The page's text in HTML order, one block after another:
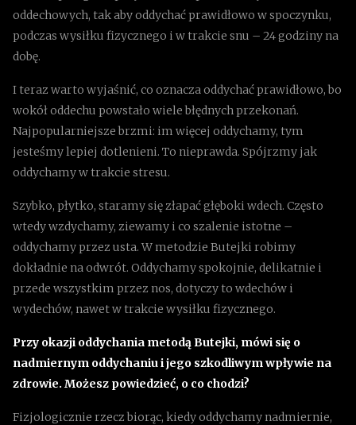
oddechowych, tak aby oddychać prawidłowo w spoczynku,
podczas wysiłku fizycznego i w trakcie snu – 24 godziny na
dobę.
I teraz warto wyjaśnić, co oznacza oddychać prawidłowo, bo
wokół oddechu powstało wiele błędnych przekonań.
Najpopularniejsze brzmi: im więcej oddychamy, tym
jesteśmy lepiej dotlenieni. To nieprawda. Spójrzmy jak
oddychamy w trakcie stresu.
Szybko, płytko, staramy się złapać głęboki wdech. Często
wtedy wzdychamy, ziewamy i co szalenie istotne –
oddychamy przez usta. W metodzie Butejki robimy
dokładnie na odwrót. Oddychamy spokojnie, delikatnie i
przede wszystkim przez nos, dotyczy to wdechów i
wydechów, nawet w trakcie wysiłku fizycznego.
Przy okazji oddychania metodą Butejki, mówi się o
nadmiernym oddychaniu i jego szkodliwym wpływie na
zdrowie. Możesz powiedzieć, o co chodzi?
Fizjologicznie rzecz biorąc, kiedy oddychamy nadmiernie,